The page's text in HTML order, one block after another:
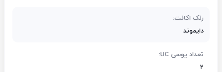
رنک اکانت:
دایموند
تعداد یوسی UC:
2